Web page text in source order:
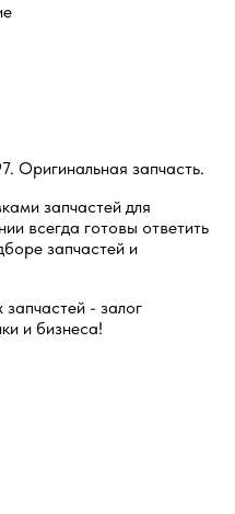
Оригинальная запчасть.
запчастей для
всегда готовы ответить
запчастей и
- залог
и бизнеса!